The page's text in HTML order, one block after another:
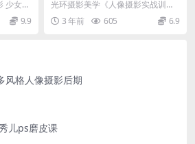
少女摄
9.9
摄影实战训练营教程
光环摄影美学《人像摄影实战训练
营》 人像摄影视频教程 课程目录
【先导片】如何拍...
3 年前 605 6.9
风格人像摄影后期
儿ps磨皮课